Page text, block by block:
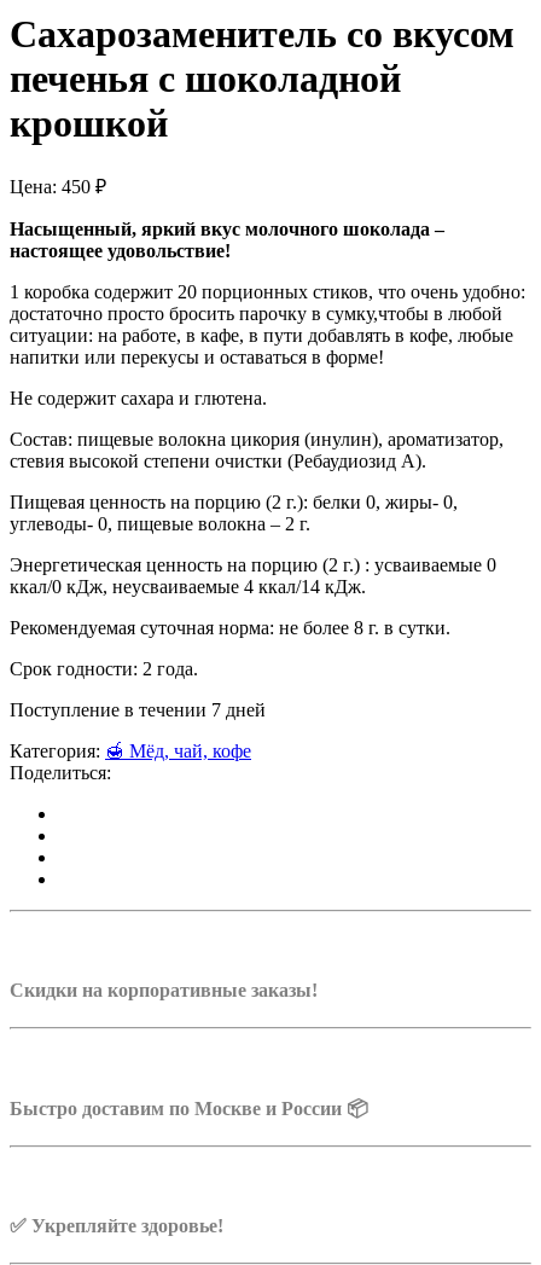
Сахарозаменитель со вкусом
печенья с шоколадной
крошкой
Цена: 450 ₽
Насыщенный, яркий вкус молочного шоколада –
настоящее удовольствие!
1 коробка содержит 20 порционных стиков, что очень удобно:
достаточно просто бросить парочку в сумку,чтобы в любой
ситуации: на работе, в кафе, в пути добавлять в кофе, любые
напитки или перекусы и оставаться в форме!
Не содержит сахара и глютена.
Состав: пищевые волокна цикория (инулин), ароматизатор,
стевия высокой степени очистки (Ребаудиозид А).
Пищевая ценность на порцию (2 г.): белки 0, жиры- 0,
углеводы- 0, пищевые волокна – 2 г.
Энергетическая ценность на порцию (2 г.) : усваиваемые 0
ккал/0 кДж, неусваиваемые 4 ккал/14 кДж.
Рекомендуемая суточная норма: не более 8 г. в сутки.
Срок годности: 2 года.
Поступление в течении 7 дней
Категория: 🍯 Мёд, чай, кофе
Поделиться:
Скидки на корпоративные заказы!
Быстро доставим по Москве и России 📦
✅ Укрепляйте здоровье!